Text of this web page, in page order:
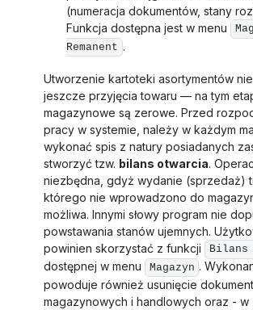
(numeracja dokumentów, stany
Funkcja dostępna jest w menu
Remanent .
Utworzenie kartoteki asortymentów
jeszcze przyjęcia towaru — na tym
magazynowe są zerowe. Przed
pracy w systemie, należy w każdym
wykonać spis z natury posiadanych
stworzyć tzw. bilans otwarcia.
niezbędna, gdyż wydanie (sprzedaż)
którego nie wprowadzono do
możliwa. Innymi słowy program nie
powstawania stanów ujemnych.
powinien skorzystać z funkcji
Bilans
dostępnej w menu Magazyn .
powoduje również usunięcie
magazynowych i handlowych oraz - w